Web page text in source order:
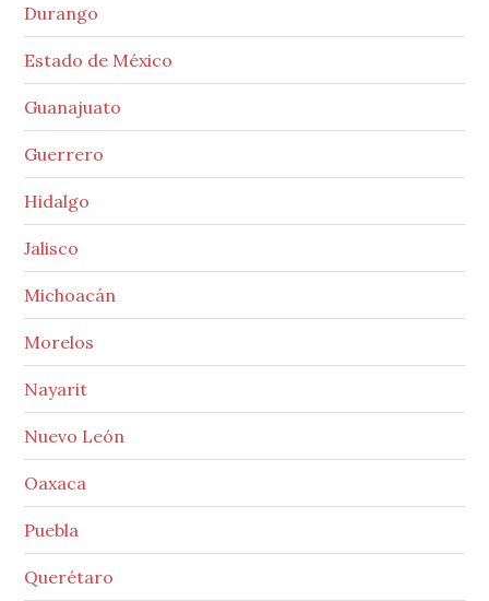
Durango
Estado de México
Guanajuato
Guerrero
Hidalgo
Jalisco
Michoacán
Morelos
Nayarit
Nuevo León
Oaxaca
Puebla
Querétaro